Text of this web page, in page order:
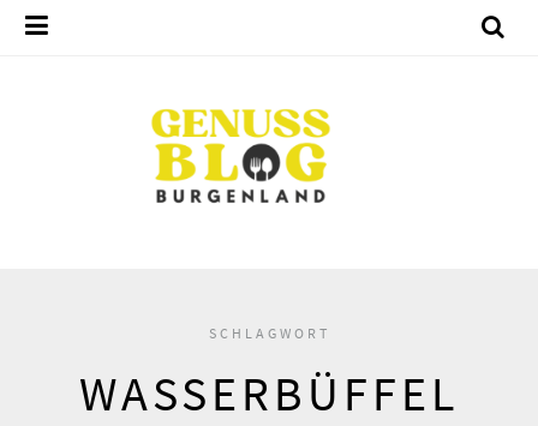
SCHLAGWORT
WASSERBÜFFEL